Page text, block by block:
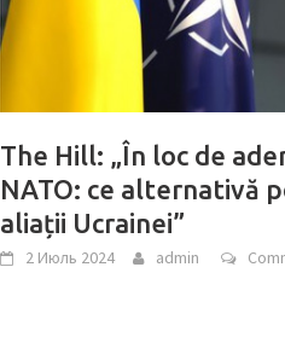
The Hill: „În loc de
NATO: ce alternativă
aliații Ucrainei”
2 Июль 2024 admin